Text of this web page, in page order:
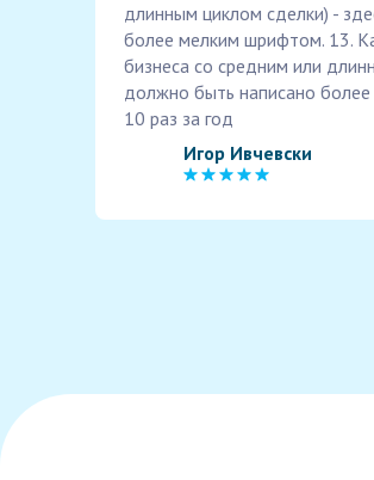
длинным циклом сделки) -
более мелким шрифтом. 13.
бизнеса со средним или
должно быть написано
10 раз за год
Игор Ивчевски